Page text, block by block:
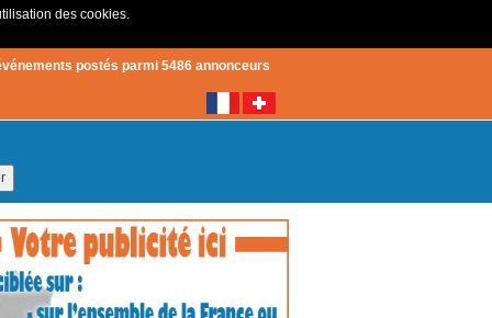
des cookies.Créer un compte
postés parmi 5486 annonceurs